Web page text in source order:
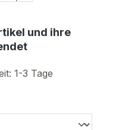
und ihre
1-3 Tage